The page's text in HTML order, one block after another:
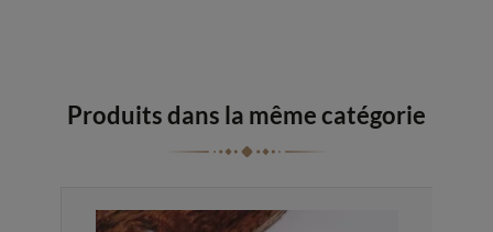
Produits dans la même catégorie